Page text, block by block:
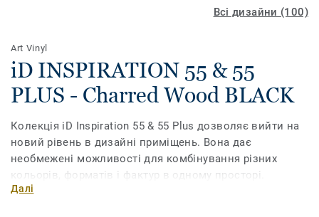
Всі дизайни (100)
Art Vinyl
iD INSPIRATION 55 & 55
PLUS - Charred Wood BLACK
Колекція iD Inspiration 55 & 55 Plus дозволяє вийти на
новий рівень в дизайні приміщень. Вона дає
необмежені можливості для комбінування різних
кольорів, форматів і фактур в одному просторі.
Поєднайте текстуру дерева, каміння та металу, грайте з
Далі